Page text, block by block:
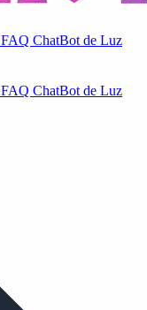
FAQ ChatBot de Luz
FAQ ChatBot de Luz